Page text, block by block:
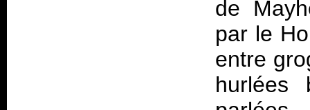
de
par le
entre
hurlées